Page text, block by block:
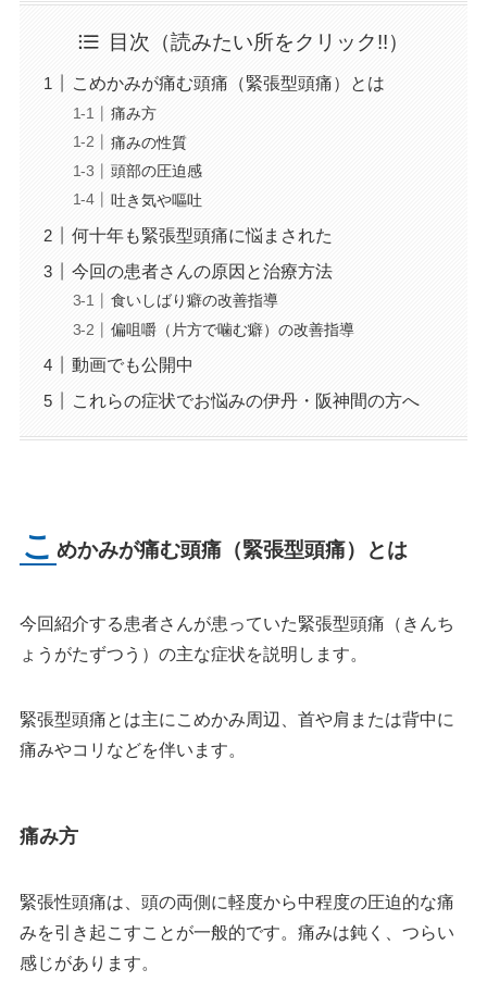
目次（読みたい所をクリック!!）
こめかみが痛む頭痛（緊張型頭痛）とは
痛み方
痛みの性質
頭部の圧迫感
吐き気や嘔吐
何十年も緊張型頭痛に悩まされた
今回の患者さんの原因と治療方法
食いしばり癖の改善指導
偏咀嚼（片方で噛む癖）の改善指導
動画でも公開中
これらの症状でお悩みの伊丹・阪神間の方へ
こ めかみが痛む頭痛（緊張型頭痛）とは
今回紹介する患者さんが患っていた緊張型頭痛（きんち
ょうがたずつう）の主な症状を説明します。
緊張型頭痛とは主にこめかみ周辺、首や肩または背中に
痛みやコリなどを伴います。
痛み方
緊張性頭痛は、頭の両側に軽度から中程度の圧迫的な痛
みを引き起こすことが一般的です。痛みは鈍く、つらい
感じがあります。